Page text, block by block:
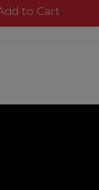
to CartRoyal